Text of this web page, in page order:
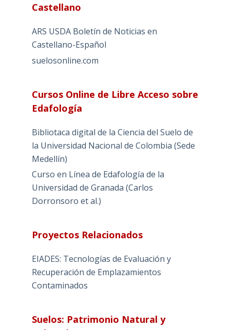
Castellano
ARS USDA Boletín de Noticias en
Castellano-Español
suelosonline.com
Cursos Online de Libre Acceso sobre
Edafología
Bibliotaca digital de la Ciencia del Suelo de
la Universidad Nacional de Colombia (Sede
Medellín)
Curso en Línea de Edafología de la
Universidad de Granada (Carlos
Dorronsoro et al.)
Proyectos Relacionados
EIADES: Tecnologías de Evaluación y
Recuperación de Emplazamientos
Contaminados
Suelos: Patrimonio Natural y